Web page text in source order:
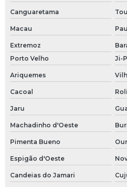
Canguaretama
Macau
Extremoz
Porto Velho
Ji-
Ariquemes
Cacoal
Jaru
Machadinho d'Oeste
Pimenta Bueno
Espigão d'Oeste
Candeias do Jamari